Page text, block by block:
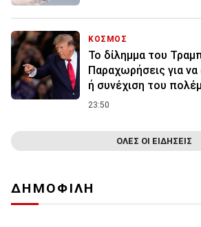
ΚΟΣΜΟΣ
Το δίλημμα του
Παραχωρήσεις για να
ή συνέχιση του
23:50
ΟΛΕΣ ΟΙ ΕΙΔΗΣΕΙΣ
ΔΗΜΟΦΙΛΗ